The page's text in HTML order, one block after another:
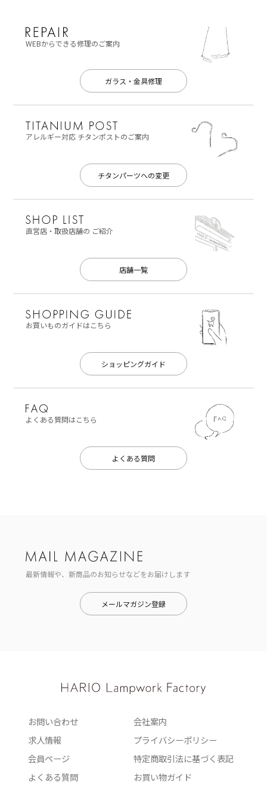
WEBからできる修理のご案内
ガラス・金具修理
アレルギー対応チタンポストのご案内
チタンパーツへの変更
直営店・取扱店舗の ご紹介
店舗一覧
お買いものガイドはこちら
ショッピングガイド
よくある質問はこちら
よくある質問
最新情報や、新商品のお知らせなどをお届けします
メールマガジン登録
お問い合わせ
会社案内
求人情報
プライバシーポリシー
会員ページ
特定商取引法に基づく表記
よくある質問
お買い物ガイド